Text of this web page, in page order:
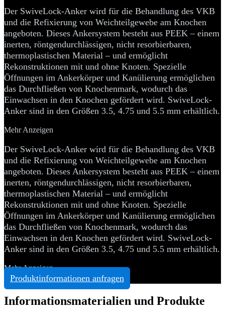
Der SwiveLock-Anker wird für die Behandlung des VKB
und die Refixierung von Weichteilgewebe am Knochen
angeboten. Dieses Ankersystem besteht aus PEEK – einem
inerten, röntgendurchlässigen, nicht resorbierbaren,
thermoplastischen Material – und ermöglicht
Rekonstruktionen mit und ohne Knoten. Spezielle
Öffnungen im Ankerkörper und Kanülierung ermöglichen
das Durchfließen von Knochenmark, wodurch das
Einwachsen in den Knochen gefördert wird. SwiveLock-
Anker sind in den Größen 3.5, 4.75 und 5.5 mm erhältlich.
Mehr Anzeigen
Der SwiveLock-Anker wird für die Behandlung des VKB
und die Refixierung von Weichteilgewebe am Knochen
angeboten. Dieses Ankersystem besteht aus PEEK – einem
inerten, röntgendurchlässigen, nicht resorbierbaren,
thermoplastischen Material – und ermöglicht
Rekonstruktionen mit und ohne Knoten. Spezielle
Öffnungen im Ankerkörper und Kanülierung ermöglichen
das Durchfließen von Knochenmark, wodurch das
Einwachsen in den Knochen gefördert wird. SwiveLock-
Anker sind in den Größen 3.5, 4.75 und 5.5 mm erhältlich.
Mehr Anzeigen
Produktinformationen anfragen
Informationsmaterialien und Produkte